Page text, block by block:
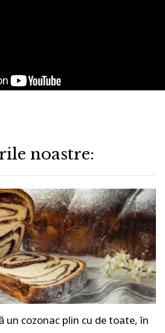
noastre:
un cozonac plin cu de toate, în